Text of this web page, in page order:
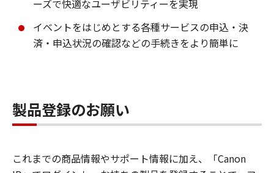
ーズで快適なユーザビリティーを実現
イベントをはじめとする各種サービスの申込・決
済・申込状況の確認などの手続きをより簡単に
製品登録のお願い
これまでの商品情報やサポート情報に加え、「Canon